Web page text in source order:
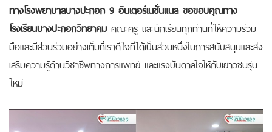
ทางโรงพยาบาลบางปะกอก 9 อินเตอร์เนชั่นแนล ขอขอบคุณทาง
โรงเรียนบางปะกอกวิทยาคม คณะครู และนักเรียนทุกท่านที่ให้ความร่วม
มือและมีส่วนร่วมอย่างเต็มที่เราดีใจที่ได้เป็นส่วนหนึ่งในการสนับสนุนและส่ง
เสริมความรู้ด้านวิชาชีพทางการแพทย์ และแรงบันดาลใจให้กับเยาวชนรุ่น
ใหม่